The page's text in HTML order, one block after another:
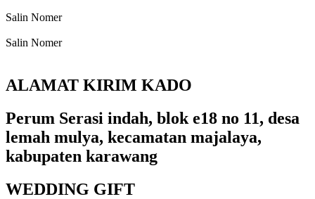
Salin Nomer
Salin Nomer
ALAMAT KIRIM KADO
Perum Serasi indah, blok e18 no 11, desa
lemah mulya, kecamatan majalaya,
kabupaten karawang
WEDDING GIFT